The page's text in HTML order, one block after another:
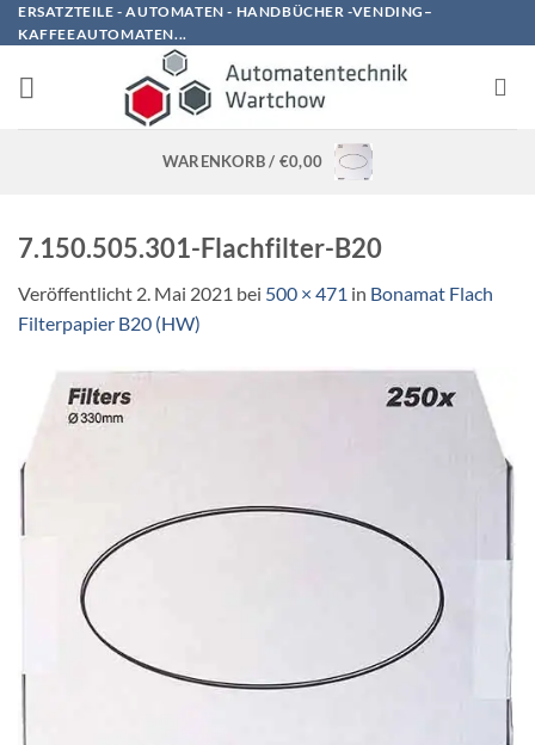
Zum
Inhalt
springen
ERSATZTEILE - AUTOMATEN - HANDBÜCHER -VENDING–
KAFFEEAUTOMATEN...
WARENKORB / €0,00
7.150.505.301-Flachfilter-B20
Veröffentlicht 2. Mai 2021 bei 500 × 471 in Bonamat Flach
Filterpapier B20 (HW)